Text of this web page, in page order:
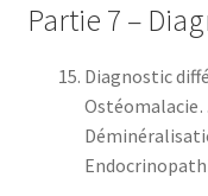
Partie 7 –
Diagnostic